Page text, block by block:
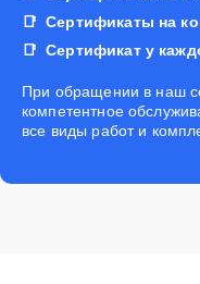
Сертификаты на
Сертификат у
При обращении в наш
компетентное
все виды работ и